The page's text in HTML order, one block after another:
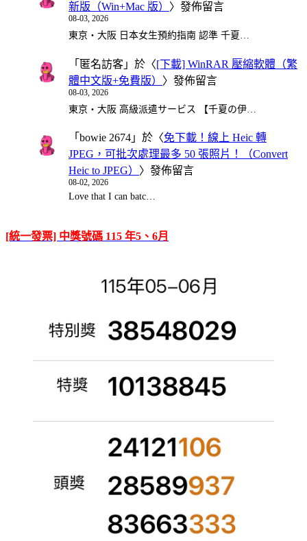
新版（Win+Mac 版） 〉發佈留言
08-03, 2026
東京・大阪 日本女生預約指南 認準 千夏…
「 匿名訪客 」於〈[下載] WinRAR 壓縮軟體（繁
體中文版+免費版） 〉發佈留言
08-03, 2026
東京・大阪 高級派遣サービス 【千夏の伊…
「 bowie 2674 」於〈免下載！線上 Heic 轉
JPEG，可批次處理最多 50 張照片！（Convert
Heic to JPEG） 〉發佈留言
08-02, 2026
Love that I can batc…
[統一發票] 中獎號碼 115 年5、6月